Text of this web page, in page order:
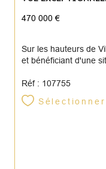
470 000 €
Sur les hauteurs de
et bénéficiant d'une
Réf : 107755
Sélectionner